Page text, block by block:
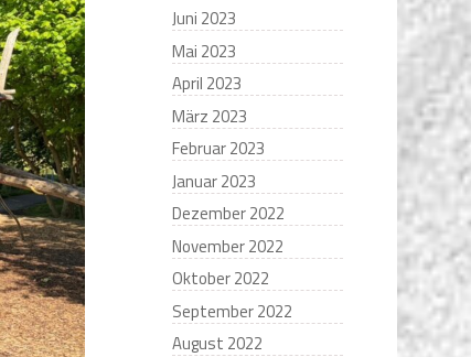
Juni 2023
Mai 2023
April 2023
März 2023
Februar 2023
Januar 2023
Dezember 2022
November 2022
Oktober 2022
September 2022
August 2022